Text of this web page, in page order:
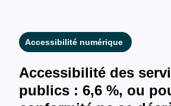
Accessibilité numérique
Accessibilité des
publics : 6,6 %, ou